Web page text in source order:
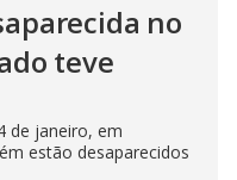
no
teve
de janeiro, em
estão desaparecidos